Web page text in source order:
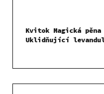
Kvitok Magická
Uklidňující